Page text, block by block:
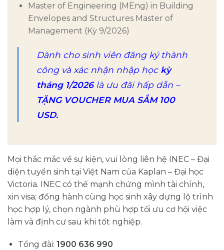
Master of Engineering (MEng) in Building
Envelopes and Structures Master of
Management (Kỳ 9/2026)
Dành cho sinh viên đăng ký thành
công và xác nhận nhập học kỳ
tháng 1/2026là ưu đãi hấp dẫn –
TẶNG VOUCHER MUA SẮM 100
USD.
Mọi thắc mắc về sự kiện, vui lòng liên hệ INEC – Đại
diện tuyển sinh tại Việt Nam của Kaplan – Đại học
Victoria. INEC có thế mạnh chứng mình tài chính,
xin visa; đồng hành cùng học sinh xây dựng lộ trình
học hợp lý, chọn ngành phù hợp tối ưu cơ hội việc
làm và định cư sau khi tốt nghiệp.
Tổng đài: 1900 636 990